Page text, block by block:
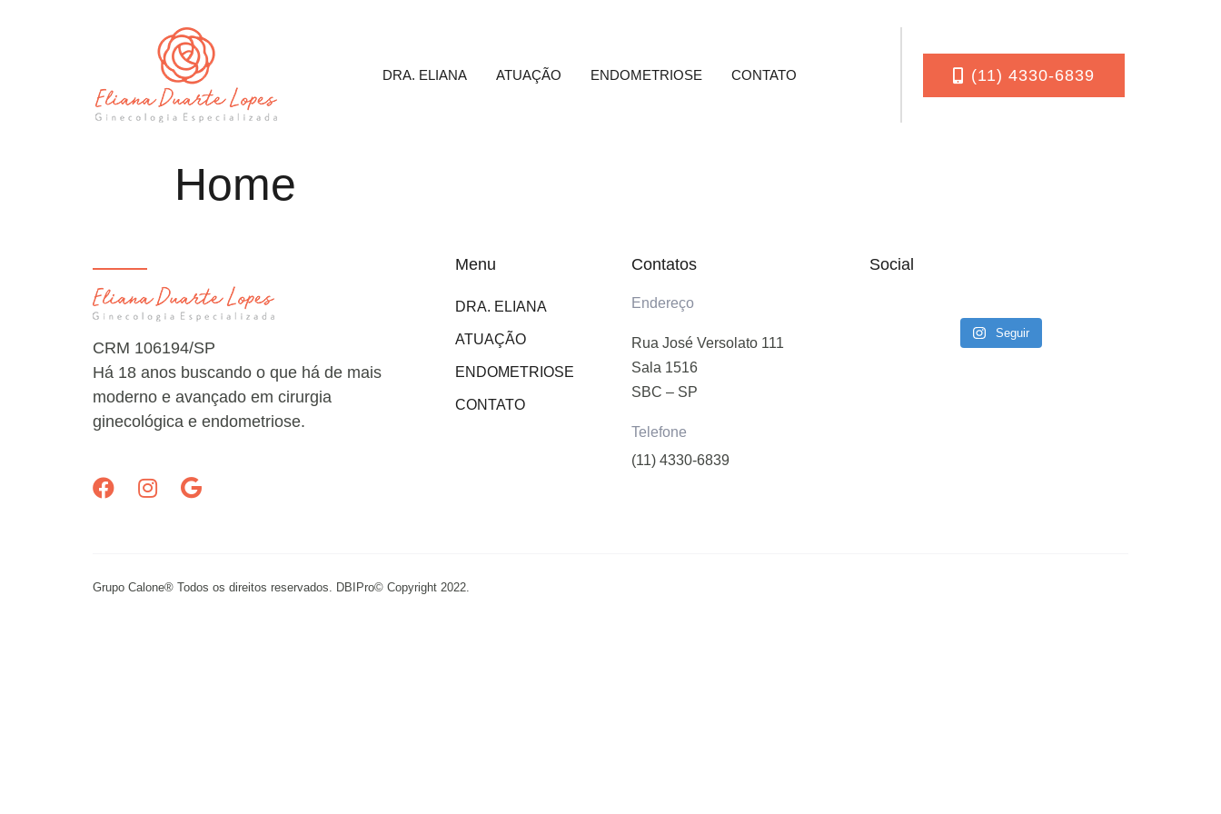
DRA. ELIANA ATUAÇÃO ENDOMETRIOSE CONTATO (11) 4330-6839
Home
CRM 106194/SP
Há 18 anos buscando o que há de mais
moderno e avançado em cirurgia
ginecológica e endometriose.
Menu
DRA. ELIANA
ATUAÇÃO
ENDOMETRIOSE
CONTATO
Contatos
Endereço
Rua José Versolato 111
Sala 1516
SBC – SP
Telefone
(11) 4330-6839
Social
Seguir
Grupo Calone® Todos os direitos reservados. DBIPro© Copyright 2022.